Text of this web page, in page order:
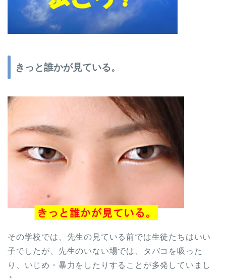
きっと誰かが見ている。
その学校では、先生の見ている前では生徒たちはいい
子でしたが、先生のいない場では、タバコを吸った
り、いじめ・暴力をしたりすることが多発していまし